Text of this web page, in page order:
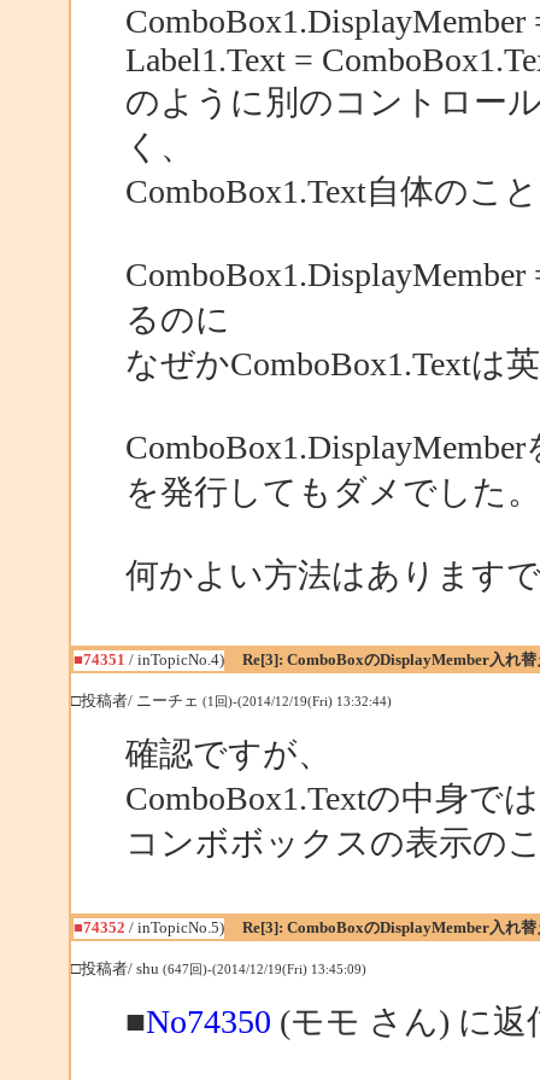
ComboBox1.DisplayMember
Label1.Text =
のように別のコントロー
く、
ComboBox1.Text自体のこ
るのに
なぜかComboBox1.Textは
を発行してもダメでした。
何かよい方法はあります
■74351 / inTopicNo.4) Re[3]: ComboBoxのDisplayMember入れ替
□投稿者/ ニーチェ (1回)-(2014/12/19(Fri) 13:32:44)
確認ですが、
ComboBox1.Textの中身で
コンボボックスの表示の
■74352 / inTopicNo.5) Re[3]: ComboBoxのDisplayMember入れ替
□投稿者/ shu (647回)-(2014/12/19(Fri) 13:45:09)
■No74350 (モモ さん) に返